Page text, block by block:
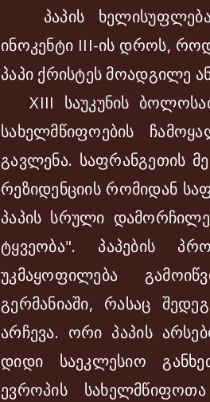
პაპის
ინოკენტი III-ის დროს,
პაპი ქრისტეს მოადგილე
XIII საუკუნის
სახელმწიფოების
გავლენა. საფრანგეთის
რეზიდენციის რომიდან
პაპის სრული
ტყვეობა". პაპების
უკმაყოფილება
გერმანიაში, რასაც
არჩევა. ორი პაპის
დიდი საეკლესიო
ევროპის